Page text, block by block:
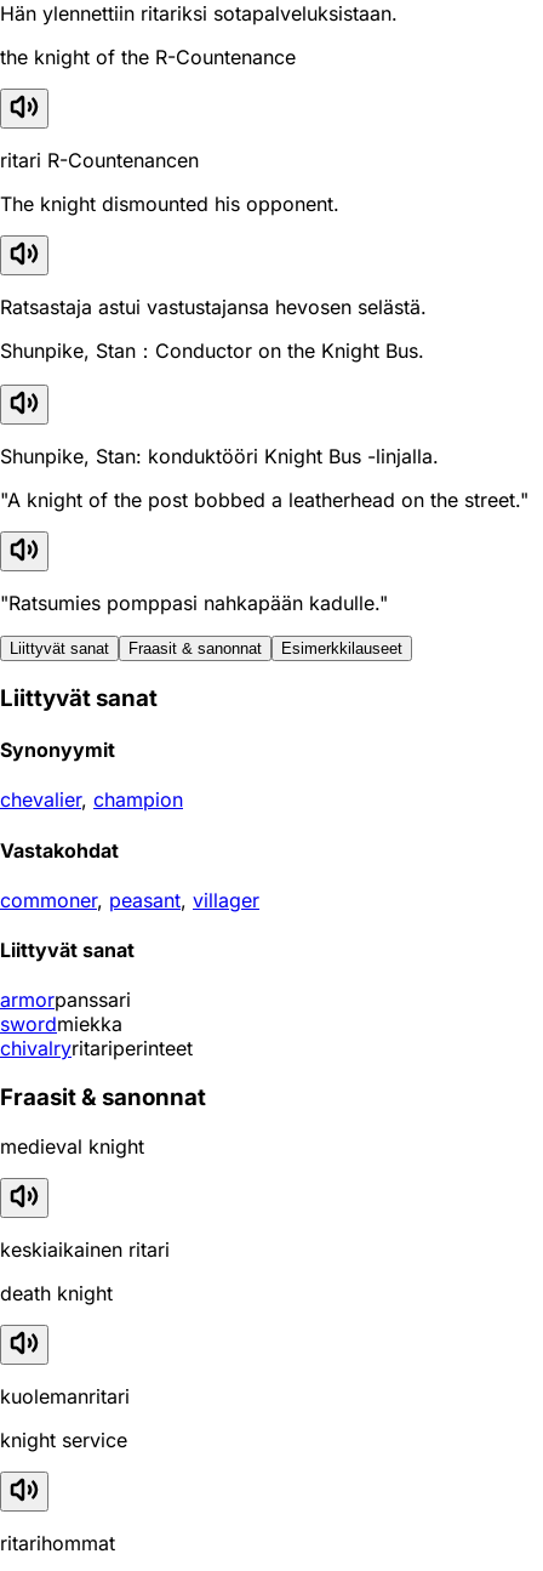
Hän ylennettiin ritariksi sotapalveluksistaan.
the knight of the R-Countenance
ritari R-Countenancen
The knight dismounted his opponent.
Ratsastaja astui vastustajansa hevosen selästä.
Shunpike, Stan：Conductor on the Knight Bus.
Shunpike, Stan: konduktööri Knight Bus -linjalla.
"A knight of the post bobbed a leatherhead on the street."
"Ratsumies pomppasi nahkapään kadulle."
Liittyvät sanat Fraasit & sanonnat Esimerkkilauseet
Liittyvät sanat
Synonyymit
chevalier, champion
Vastakohdat
commoner, peasant, villager
Liittyvät sanat
armorpanssari
swordmiekka
chivalryritariperinteet
Fraasit & sanonnat
medieval knight
keskiaikainen ritari
death knight
kuolemanritari
knight service
ritarihommat